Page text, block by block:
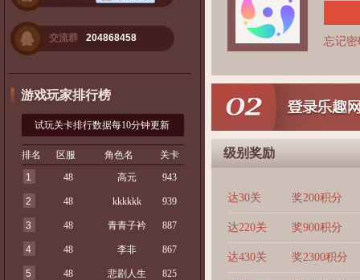
交流群 204868458
游戏玩家排行榜
试玩关卡排行数据每10分钟更新
排名 区服 角色名
关卡
1
48 高元 943
2 48 kkkkkk 939
3 48 青青子衿 887
4 48 李非 867
5 48 悲剧人生 825
忘记密
级别奖励
达30关 奖200积分
达220关 奖900积分
达430关 奖2300积分